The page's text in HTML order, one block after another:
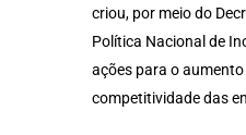
criou, por meio do
Política Nacional de
ações para o
competitividade das